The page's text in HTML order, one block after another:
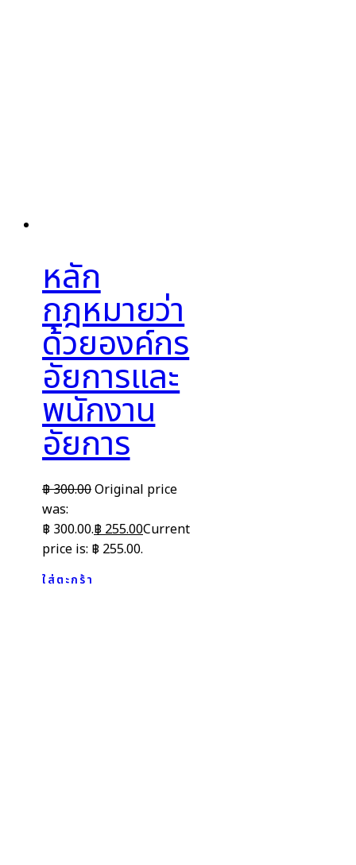
หลัก
กฎหมายว่า
ด้วยองค์กร
อัยการและ
พนักงาน
อัยการ
฿300.00Original price
was:
฿ 300.00.฿255.00Current
price is: ฿ 255.00.
ใส่ตะกร้า